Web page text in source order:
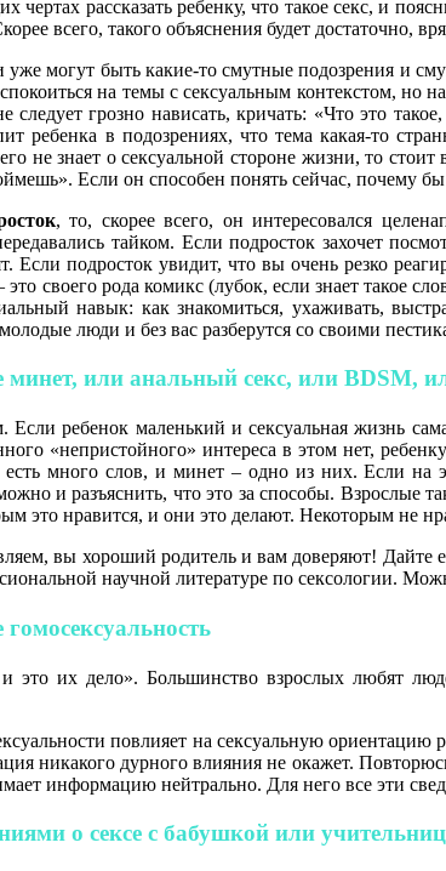
чертах рассказать ребенку, что такое секс, и
всего, такого объяснения будет достаточно,
уже могут быть какие-то смутные подозрения и
на темы с сексуальным контекстом, но
грозно нависать, кричать: «Что это
ребенка в подозрениях, что тема какая-то
не знает о сексуальной стороне жизни, то
Если он способен понять сейчас, почему
, то, скорее всего, он интересовался
тайком. Если подросток захочет
Если подросток увидит, что вы очень резко
своего рода комикс (лубок, если знает такое
навык: как знакомиться, ухаживать,
люди и без вас разберутся со своими
минет, или анальный секс, или BDSM,
Если ребенок маленький и сексуальная жизнь
«непристойного» интереса в этом нет,
есть много слов, и минет – одно из них. Если
и разъяснить, что это за способы. Взрослые
это нравится, и они это делают. Некоторым не
вы хороший родитель и вам доверяют!
научной литературе по сексологии.
и это их дело». Большинство взрослых любят
повлияет на сексуальную
никакого дурного влияния не окажет.
информацию нейтрально. Для него все эти
о сексе с бабушкой или